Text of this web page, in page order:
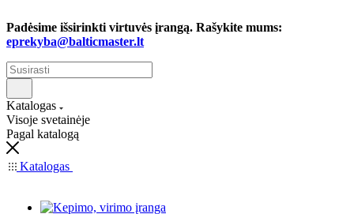
Padėsime išsirinkti virtuvės įrangą. Rašykite mums:
eprekyba@balticmaster.lt
Katalogas
Visoje svetainėje
Pagal katalogą
Katalogas